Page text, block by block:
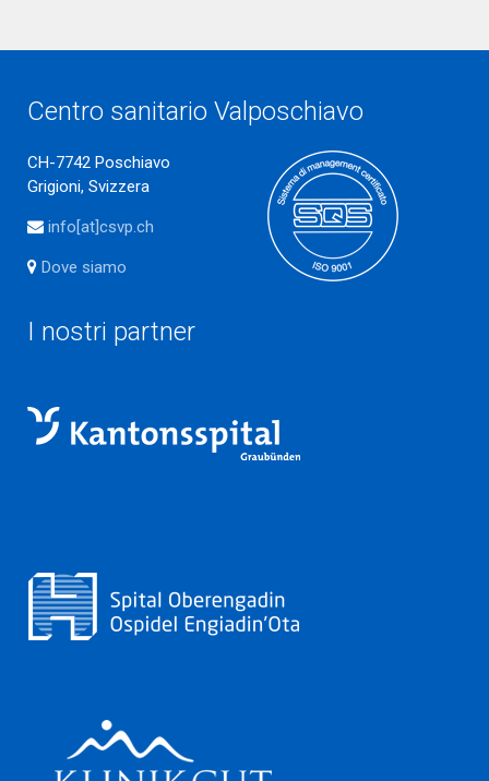
Centro sanitario Valposchiavo
CH-7742 Poschiavo
Grigioni, Svizzera
info[at]csvp.ch
Dove siamo
I nostri partner